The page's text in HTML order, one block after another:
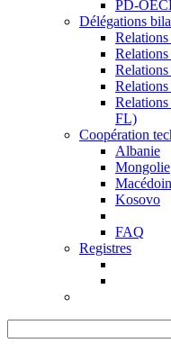
PD-
Délégations
FL)
Coopération
Albanie
Mongolie
Kosovo
FAQ
Registres